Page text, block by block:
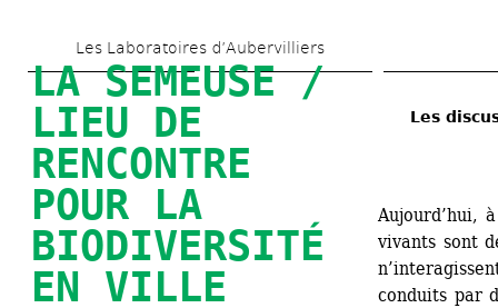
to
main
content
Les Laboratoires d’Aubervilliers
LA SEMEUSE /
LIEU DE
RENCONTRE
POUR LA
BIODIVERSITÉ
EN VILLE
Les
Aujourd’hui,
vivants sont
conduits par